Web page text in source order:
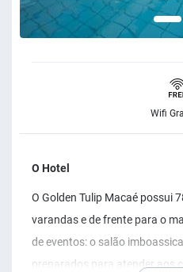
Wifi
O Hotel
O Golden Tulip Macaé possui
varandas e de frente para o
de eventos: o salão
preparados para atender aos